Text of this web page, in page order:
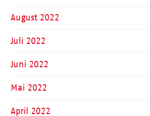
August 2022
Juli 2022
Juni 2022
Mai 2022
April 2022